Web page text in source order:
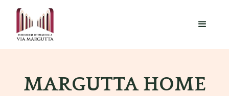
MARGUTTA HOME